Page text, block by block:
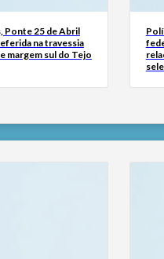
Ponte 25 de Abril
na travessia
margem sul do Tejo